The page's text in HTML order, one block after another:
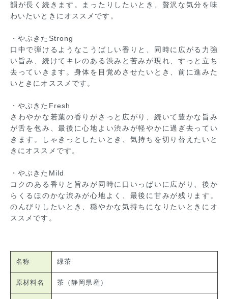
韻が長く続きます。まったりしたいとき、贅沢な気分を味
わいたいときにオススメです。
・やぶきたStrong
口中で弾けるようなこうばしい香りと、同時に広がる力強
い旨み、続けてキレのある渋みと苦みが現れ、すっと立ち
去っていきます。身体を目覚めさせたいとき、前に進みた
いときにオススメです。
・やぶきたFresh
さわやかな若葉の香りがさっと広がり、続いて豊かな旨み
が舌を包み、最後に心地よい渋みが軽やかに過ぎ去ってい
きます。しゃきっとしたいとき、気持ちを切り替えたいと
きにオススメです。
・やぶきたMild
コクのある香りと旨みが同時に口いっぱいに広がり、後か
らくるほのかな渋みが心地よく、最後に甘みが残ります。
のんびりしたいとき、穏やかな気持ちになりたいときにオ
ススメです。
名称 緑茶
原材料名 茶（静岡県産）